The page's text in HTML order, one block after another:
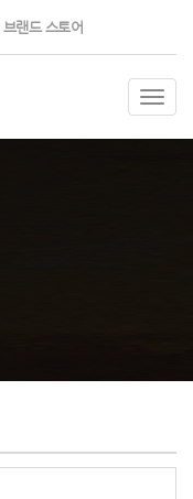
브랜드 스토어